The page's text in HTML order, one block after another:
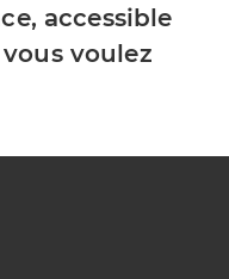
accessible
voulez